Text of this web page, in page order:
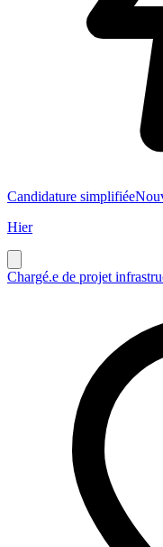
Candidature simplifiée
Hier
Chargé.e de projet